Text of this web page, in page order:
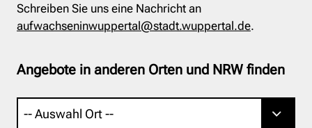
Schreiben Sie uns eine Nachricht an
aufwachseninwuppertal@stadt.wuppertal.de.
Angebote in anderen Orten und NRW finden